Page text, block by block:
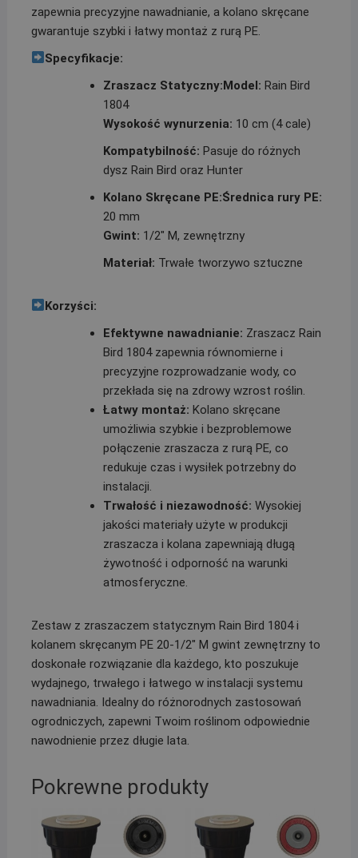
zapewnia precyzyjne nawadnianie, a kolano skręcane
gwarantuje szybki i łatwy montaż z rurą PE.
Specyfikacje:
Zraszacz Statyczny:Model: Rain Bird
1804
Wysokość wynurzenia: 10 cm (4 cale)
Kompatybilność: Pasuje do różnych
dysz Rain Bird oraz Hunter
Kolano Skręcane PE:Średnica rury PE:
20 mm
Gwint: 1/2″ M, zewnętrzny
Materiał: Trwałe tworzywo sztuczne
Korzyści:
Efektywne nawadnianie: Zraszacz Rain
Bird 1804 zapewnia równomierne i
precyzyjne rozprowadzanie wody, co
przekłada się na zdrowy wzrost roślin.
Łatwy montaż: Kolano skręcane
umożliwia szybkie i bezproblemowe
połączenie zraszacza z rurą PE, co
redukuje czas i wysiłek potrzebny do
instalacji.
Trwałość i niezawodność: Wysokiej
jakości materiały użyte w produkcji
zraszacza i kolana zapewniają długą
żywotność i odporność na warunki
atmosferyczne.
Zestaw z zraszaczem statycznym Rain Bird 1804 i
kolanem skręcanym PE 20-1/2″ M gwint zewnętrzny to
doskonałe rozwiązanie dla każdego, kto poszukuje
wydajnego, trwałego i łatwego w instalacji systemu
nawadniania. Idealny do różnorodnych zastosowań
ogrodniczych, zapewni Twoim roślinom odpowiednie
nawodnienie przez długie lata.
Pokrewne produkty